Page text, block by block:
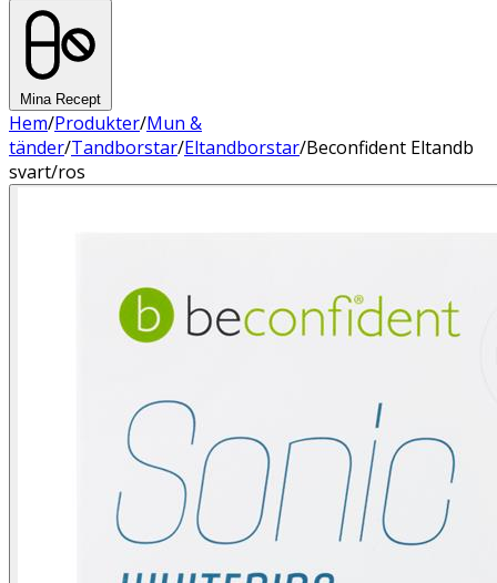
Mina Recept
Hem/Produkter/Mun &
tänder/Tandborstar/Eltandborstar/Beconfident Eltandb
svart/ros